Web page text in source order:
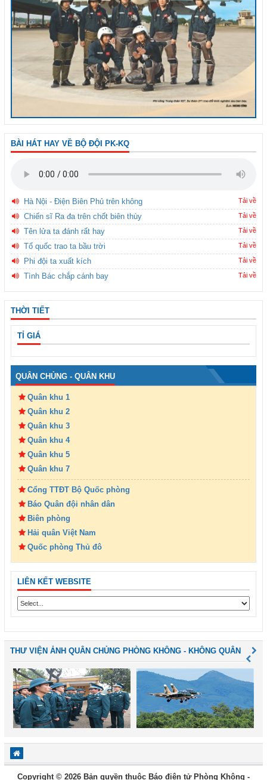
BÀI HÁT HAY VỀ BỘ ĐỘI PK-KQ
Hà Nội - Điện Biên Phủ trên không Tải về
Chiến sĩ Ra đa trên chốt biên thùy Tải về
Tên lửa ta đánh rất hay Tải về
Tổ quốc trao ta bầu trời Tải về
Phi đội ta xuất kích Tải về
Tình Bác chắp cánh bay Tải về
THỜI TIẾT
TỈ GIÁ
QUÂN CHỦNG - QUÂN KHU
Quân khu 1
Quân khu 2
Quân khu 3
Quân khu 4
Quân khu 5
Quân khu 7
Cổng TTĐT Bộ Quốc phòng
Báo Quân đội nhân dân
Biên phòng
Hải quân Việt Nam
Quốc phòng Thủ đô
LIÊN KẾT WEBSITE
THƯ VIỆN ẢNH QUÂN CHỦNG PHÒNG KHÔNG - KHÔNG QUÂN
Copyright © 2026 Bản quyền thuộc Báo điện tử Phòng Không -